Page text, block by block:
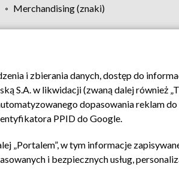
Merchandising (znaki)
Biuro reklamy Kontakt
i zbierania danych, dostęp do
S.A. w likwidacji (zwaną dalej również
dopasowania reklam
PPID do Google.
„Portalem”, w tym informacje
i bezpiecznych usług,